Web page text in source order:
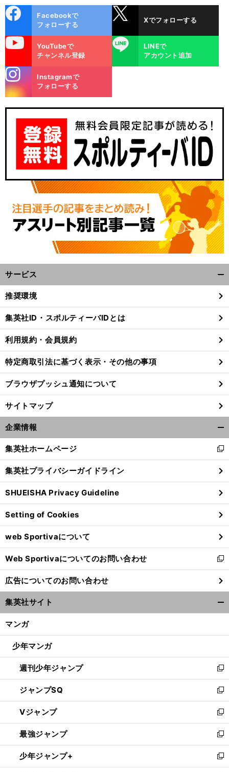
﨑颯一郎は侍ジャパンに貢献できるか
不思議な空気感をつくる天然キャラと恩師も認める未知の可能性
ok
Facebookで
フォローする
Xでフォローする
YouTubeで
チャンネル登録
LINE
LINEで
アカウント追加
m
Instagramで
フォローする
サービス
閉
る
推奨環境
集英社ID・スポルティーバIDとは
利用規約・会員規約
特定商取引法に基づく表示・その他の事項
ブラウザプッシュ通知について
サイトマップ
企業情報
閉
る
集英社ホームページ
新
し
い
ウ
ィ
ン
ド
ウ
で
開
く
集英社プライバシーガイドライン
SHUEISHA Privacy Guideline
Setting of Cookies
web Sportivaについて
Web Sportivaについてのお問い合わせ
新
し
い
ウ
ィ
ン
ウ
開
く
広告についてのお問い合わせ
集英社サイト
マンガ
少年マンガ
週刊少年ジャンプ
新
し
い
ウ
ィ
ン
ド
ウ
で
開
ジャンプSQ
新
し
い
ウ
ィ
ン
ド
ウ
Vジャンプ
新
し
い
ウ
ィ
ン
最強ジャンプ
新
し
い
ウ
少年ジャンプ+
新
し